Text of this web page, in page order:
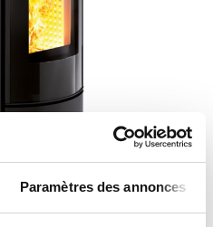
Paramètres des annonces
– 14kW – DRUM